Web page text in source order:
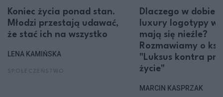
Koniec życia ponad stan.
Młodzi przestają udawać,
że stać ich na wszystko
LENA KAMIŃSKA
Dlaczego w dobie
luxury logotypy
mają się nieźle?
Rozmawiamy o
"Luksus kontra
życie"
MARCIN KASPRZAK